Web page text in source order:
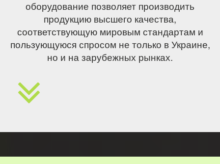
оборудование позволяет производить
продукцию высшего качества,
соответствующую мировым стандартам и
пользующуюся спросом не только в Украине,
но и на зарубежных рынках.